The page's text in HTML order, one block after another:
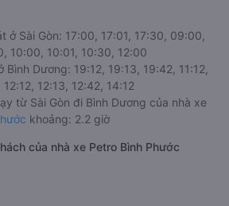
ở Sài Gòn: 17:00, 17:01, 17:30, 09:00,
10:00, 10:01, 10:30, 12:00
Bình Dương: 19:12, 19:13, 19:42, 11:12,
12:12, 12:13, 12:42, 14:12
từ Sài Gòn đi Bình Dương của nhà xe
khoảng: 2.2 giờ
của nhà xe Petro Bình Phước